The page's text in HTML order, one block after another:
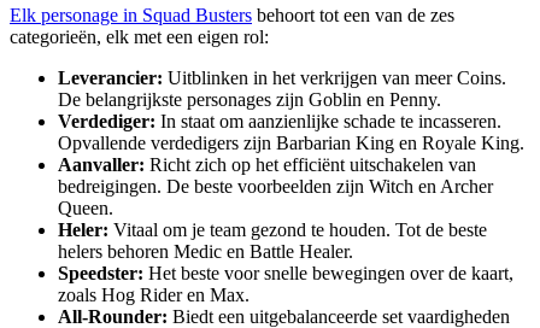
Elk personage in Squad Busters behoort tot een van de zes
categorieën, elk met een eigen rol:
Leverancier: Uitblinken in het verkrijgen van meer Coins.
De belangrijkste personages zijn Goblin en Penny.
Verdediger: In staat om aanzienlijke schade te incasseren.
Opvallende verdedigers zijn Barbarian King en Royale King.
Aanvaller: Richt zich op het efficiënt uitschakelen van
bedreigingen. De beste voorbeelden zijn Witch en Archer
Queen.
Heler: Vitaal om je team gezond te houden. Tot de beste
helers behoren Medic en Battle Healer.
Speedster: Het beste voor snelle bewegingen over de kaart,
zoals Hog Rider en Max.
All-Rounder: Biedt een uitgebalanceerde set vaardigheden